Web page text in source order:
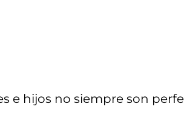
e hijos no siempre son